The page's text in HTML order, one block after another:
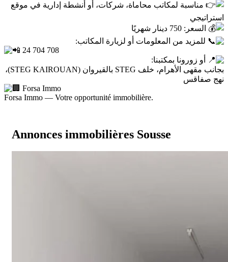
مناسبة لمكاتب محاماة، شركات، أو أنشطة إدارية في موقع
استراتيجي
السعر: 750 دينار شهريًا
للمزيد من المعلومات أو لزيارة المكاتب:
24 704 708
أو زورونا بمكتبنا:
بجانب مقهى الأهرام، خلف STEG بالقيروان (STEG KAIROUAN)،
نهج صفاقس
Forsa Immo
Forsa Immo — Votre opportunité immobilière.
Annonces immobilières Sousse